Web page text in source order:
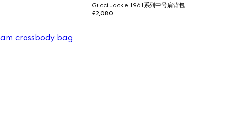
Gucci Jackie 1961系列中号肩背包
£2,080